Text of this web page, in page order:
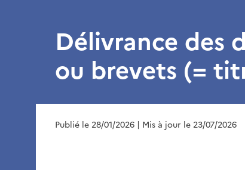
Délivrance des
ou brevets (=
Publié le 28/01/2026 | Mis à jour le 23/07/2026